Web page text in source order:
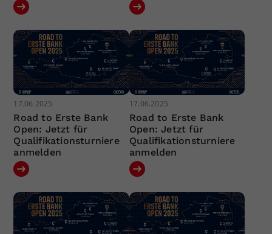
17.06.2025
Road to Erste Bank
Open: Jetzt für
Qualifikationsturniere
anmelden
17.06.2025
Road to Erste Bank
Open: Jetzt für
Qualifikationsturniere
anmelden